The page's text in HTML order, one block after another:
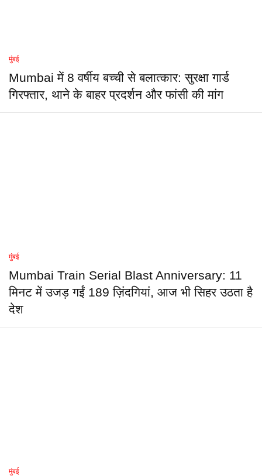
मुंबई
Mumbai में 8 वर्षीय बच्ची से बलात्कार: सुरक्षा गार्ड
गिरफ्तार, थाने के बाहर प्रदर्शन और फांसी की मांग
मुंबई
Mumbai Train Serial Blast Anniversary: 11
मिनट में उजड़ गईं 189 ज़िंदगियां, आज भी सिहर उठता है
देश
मुंबई